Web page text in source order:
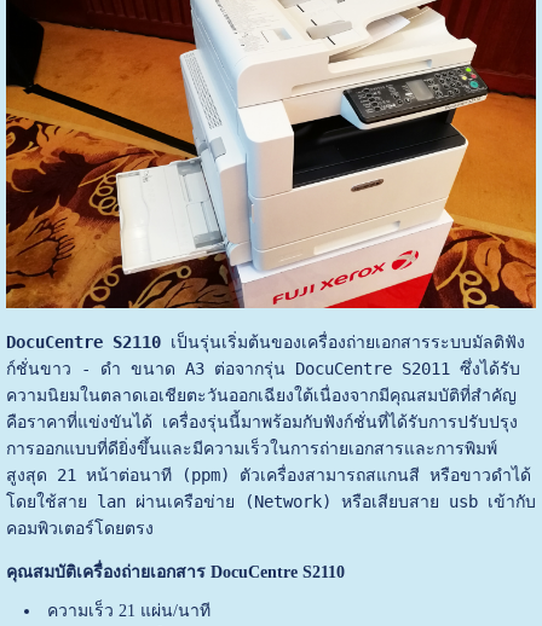
DocuCentre S2110 เป็นรุ่นเริ่มต้นของเครื่องถ่ายเอกสารระบบมัลติฟัง
ก์ชั่นขาว - ดำ ขนาด A3 ต่อจากรุ่น DocuCentre S2011 ซึ่งได้รับ
ความนิยมในตลาดเอเชียตะวันออกเฉียงใต้เนื่องจากมีคุณสมบัติที่สำคัญ
คือราคาที่แข่งขันได้ เครื่องรุ่นนี้มาพร้อมกับฟังก์ชั่นที่ได้รับการปรับปรุง
การออกแบบที่ดียิ่งขึ้นและมีความเร็วในการถ่ายเอกสารและการพิมพ์
สูงสุด 21 หน้าต่อนาที (ppm) ตัวเครื่องสามารถสแกนสี หรือขาวดำได้
โดยใช้สาย lan ผ่านเครือข่าย (Network) หรือเสียบสาย usb เข้ากับ
คอมพิวเตอร์โดยตรง
คุณสมบัติเครื่องถ่ายเอกสาร DocuCentre S2110
ความเร็ว 21 แผ่น/นาที